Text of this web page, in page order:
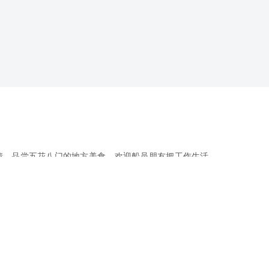
品尝五花八门的地方美食，欢迎船员朋友把工作生活